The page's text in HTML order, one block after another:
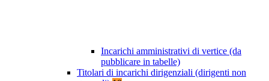
Incarichi amministrativi di vertice (da
pubblicare in tabelle)
Titolari di incarichi dirigenziali (dirigenti non